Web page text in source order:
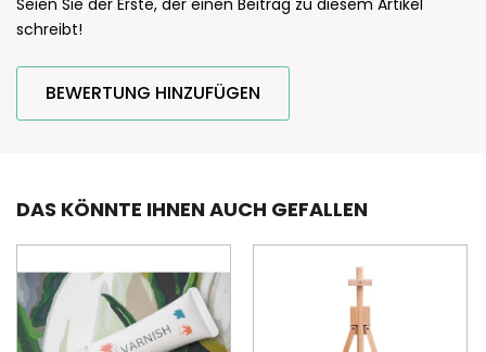
Seien Sie der Erste, der einen Beitrag zu diesem Artikel
schreibt!
BEWERTUNG HINZUFÜGEN
DAS KÖNNTE IHNEN AUCH GEFALLEN